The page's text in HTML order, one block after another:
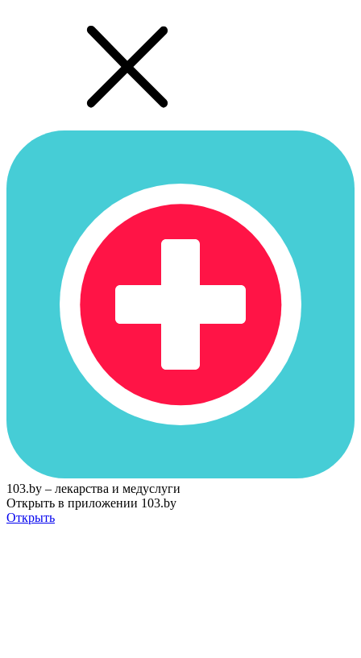
103.by – лекарства и медуслуги
Открыть в приложении 103.by
Открыть